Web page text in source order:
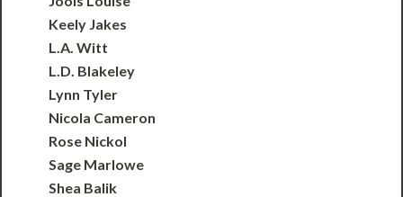
Keely Jakes
L.A. Witt
L.D. Blakeley
Lynn Tyler
Nicola Cameron
Rose Nickol
Sage Marlowe
Shea Balik